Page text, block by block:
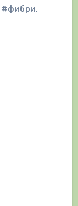
#фибри,